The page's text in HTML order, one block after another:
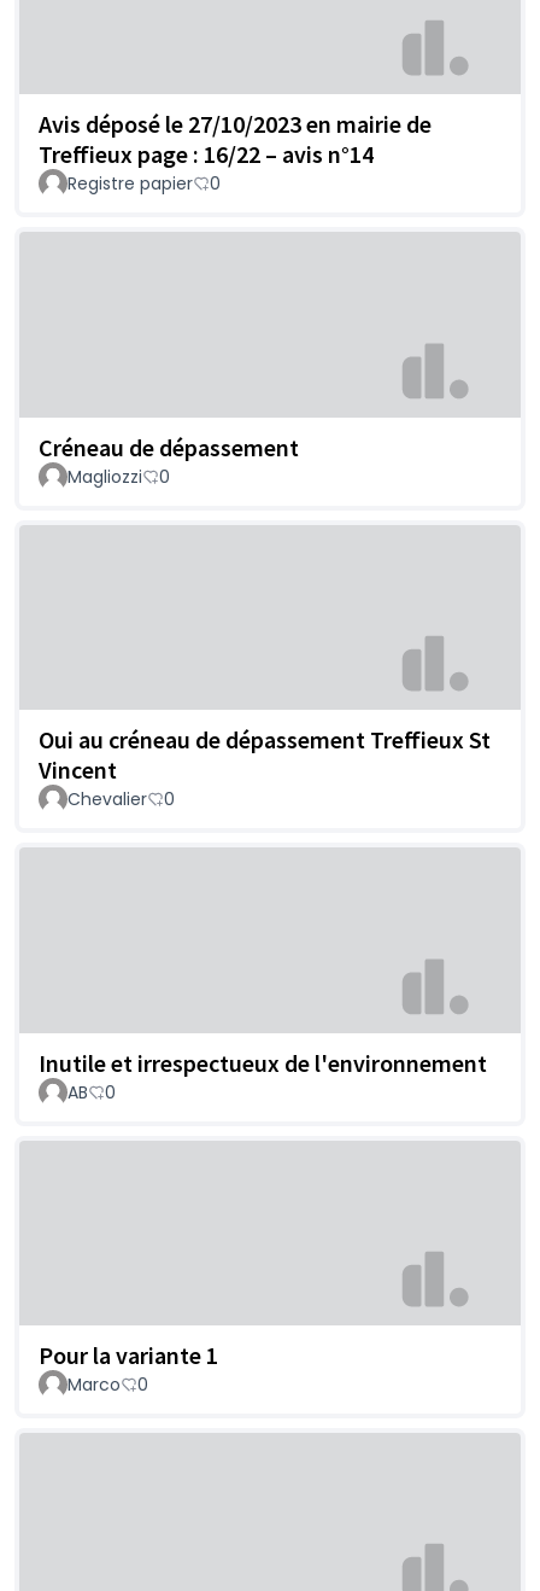
Avis déposé le 27/10/2023 en mairie de
Treffieux page : 16/22 – avis n°14
Registre papier 0
Créneau de dépassement
Magliozzi 0
Oui au créneau de dépassement Treffieux St
Vincent
Chevalier 0
Inutile et irrespectueux de l'environnement
AB 0
Pour la variante 1
Marco 0